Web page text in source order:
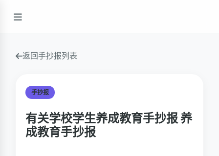
返回手抄报列表
手抄报
有关学校学生养成教育手抄报 养
成教育手抄报